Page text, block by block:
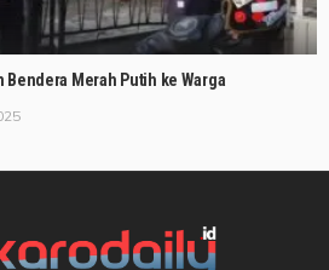
Bendera Merah Putih ke Warga